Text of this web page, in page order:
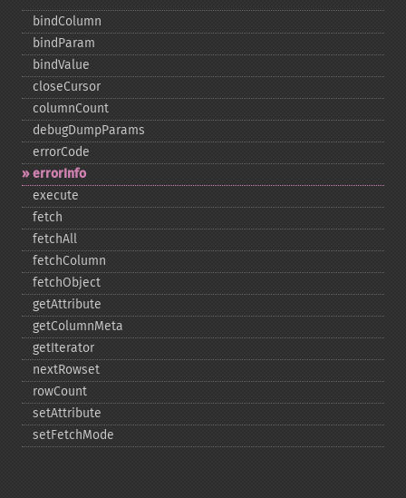
bindColumn
bindParam
bindValue
closeCursor
columnCount
debugDumpParams
errorCode
errorInfo
execute
fetch
fetchAll
fetchColumn
fetchObject
getAttribute
getColumnMeta
getIterator
nextRowset
rowCount
setAttribute
setFetchMode